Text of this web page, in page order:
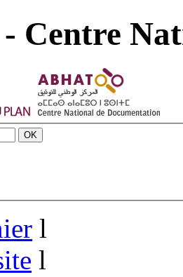
Centre
l
l